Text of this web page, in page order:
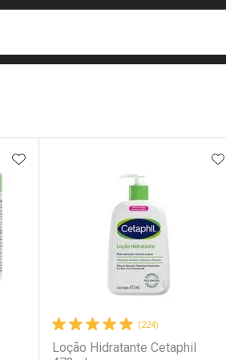
ADICIONAR AOS FAVORITOS
(224)
Loção Hidratante Cetaphil